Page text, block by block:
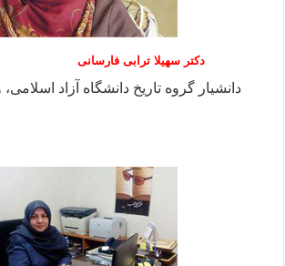
دکتر سهیلا ترابی فارسانی
دانشیار گروه تاریخ دانشگاه آزاد